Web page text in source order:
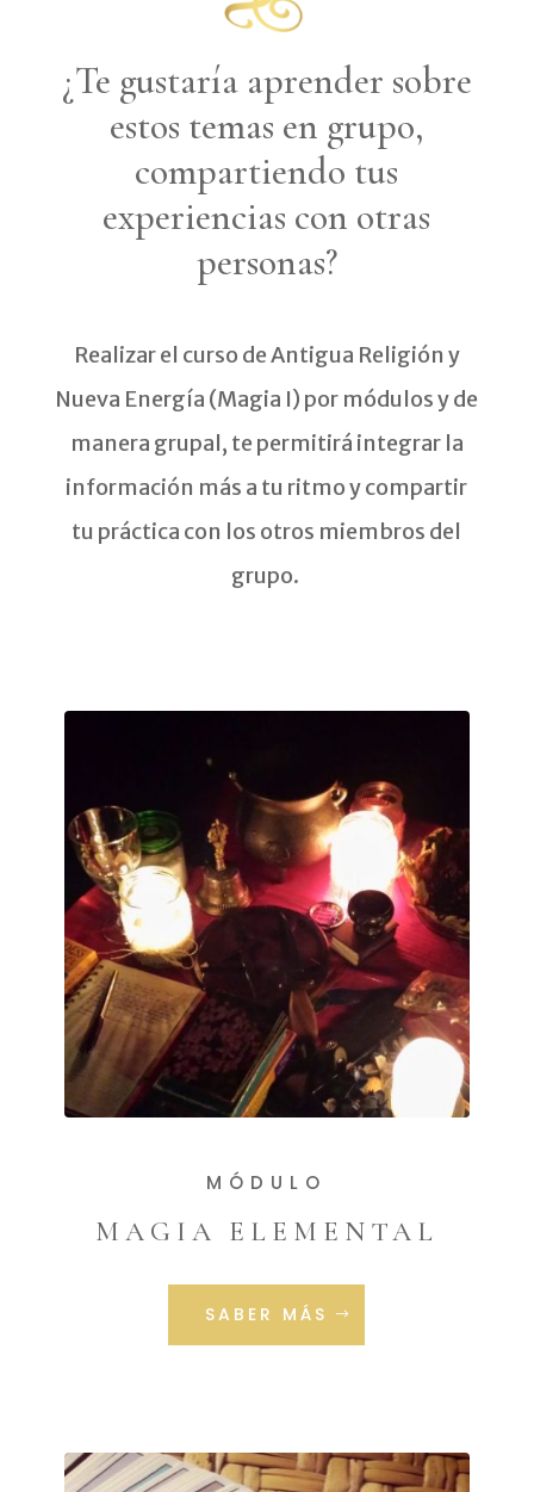
¿Te gustaría aprender sobre
estos temas en grupo,
compartiendo tus
experiencias con otras
personas?
Realizar el curso de Antigua Religión y
Nueva Energía (Magia I) por módulos y de
manera grupal, te permitirá integrar la
información más a tu ritmo y compartir
tu práctica con los otros miembros del
grupo.
MÓDULO
MAGIA ELEMENTAL
SABER MÁS